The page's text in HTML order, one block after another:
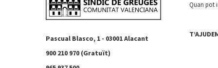
Pascual Blasco, 1 - 03001 Alacant
900 210 970 (Gratuït)
Quan pot